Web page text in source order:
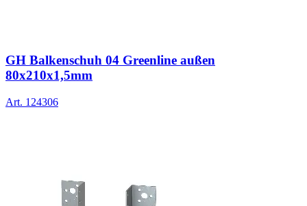
GH Balkenschuh 04 Greenline außen
80x210x1,5mm
Art. 124306